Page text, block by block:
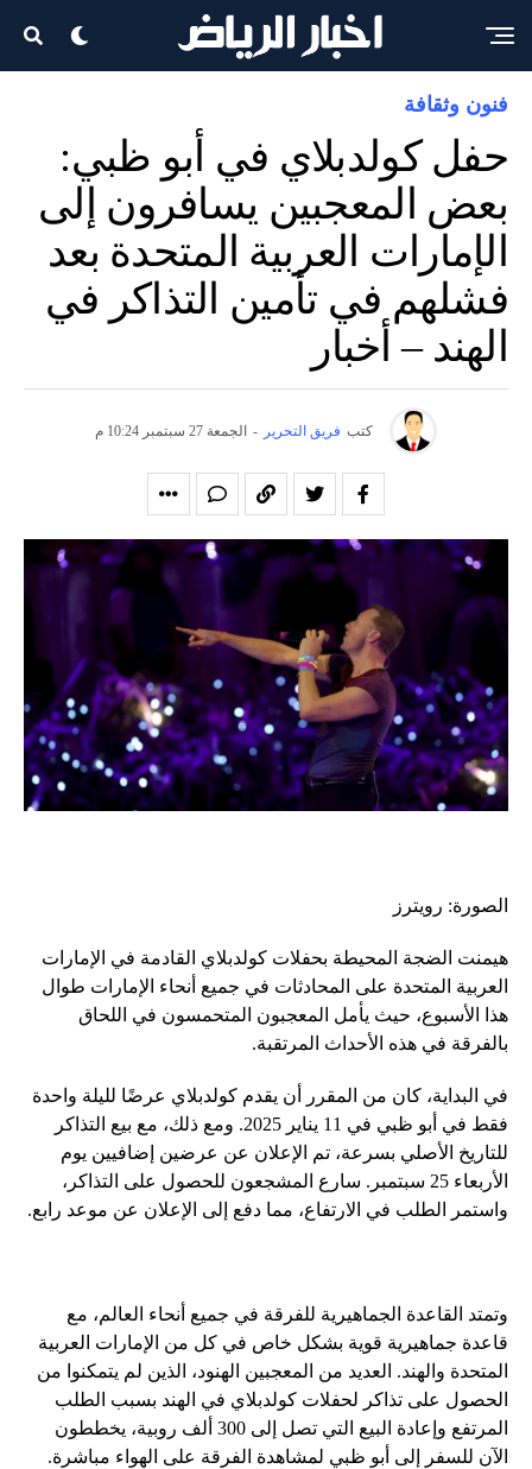
فنون وثقافة
حفل كولدبلاي في أبو ظبي:
بعض المعجبين يسافرون إلى
الإمارات العربية المتحدة بعد
فشلهم في تأمين التذاكر في
الهند – أخبار
كتب فريق التحرير - الجمعة 27 سبتمبر 10:24 م
الصورة: رويترز
هيمنت الضجة المحيطة بحفلات كولدبلاي القادمة في الإمارات
العربية المتحدة على المحادثات في جميع أنحاء الإمارات طوال
هذا الأسبوع، حيث يأمل المعجبون المتحمسون في اللحاق
بالفرقة في هذه الأحداث المرتقبة.
في البداية، كان من المقرر أن يقدم كولدبلاي عرضًا لليلة واحدة
فقط في أبو ظبي في 11 يناير 2025. ومع ذلك، مع بيع التذاكر
للتاريخ الأصلي بسرعة، تم الإعلان عن عرضين إضافيين يوم
الأربعاء 25 سبتمبر. سارع المشجعون للحصول على التذاكر،
واستمر الطلب في الارتفاع، مما دفع إلى الإعلان عن موعد رابع.
وتمتد القاعدة الجماهيرية للفرقة في جميع أنحاء العالم، مع
قاعدة جماهيرية قوية بشكل خاص في كل من الإمارات العربية
المتحدة والهند. العديد من المعجبين الهنود، الذين لم يتمكنوا من
الحصول على تذاكر لحفلات كولدبلاي في الهند بسبب الطلب
المرتفع وإعادة البيع التي تصل إلى 300 ألف روبية، يخططون
الآن للسفر إلى أبو ظبي لمشاهدة الفرقة على الهواء مباشرة.